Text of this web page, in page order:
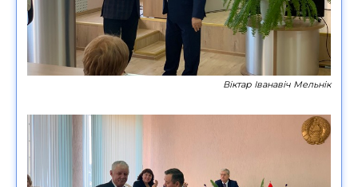
Віктар Іванавіч Мельнік